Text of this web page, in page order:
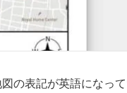
の表記が英語になって